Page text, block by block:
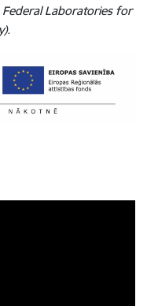
Federal Laboratories for